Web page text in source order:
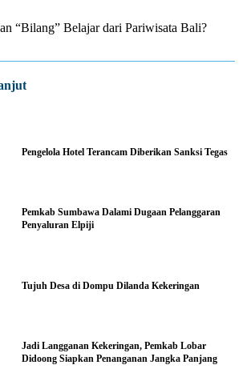
“Bilang” Belajar dari Pariwisata Bali?
Pengelola Hotel Terancam Diberikan Sanksi Tegas
Pemkab Sumbawa Dalami Dugaan Pelanggaran
Penyaluran Elpiji
Tujuh Desa di Dompu Dilanda Kekeringan
Jadi Langganan Kekeringan, Pemkab Lobar
Didoong Siapkan Penanganan Jangka Panjang